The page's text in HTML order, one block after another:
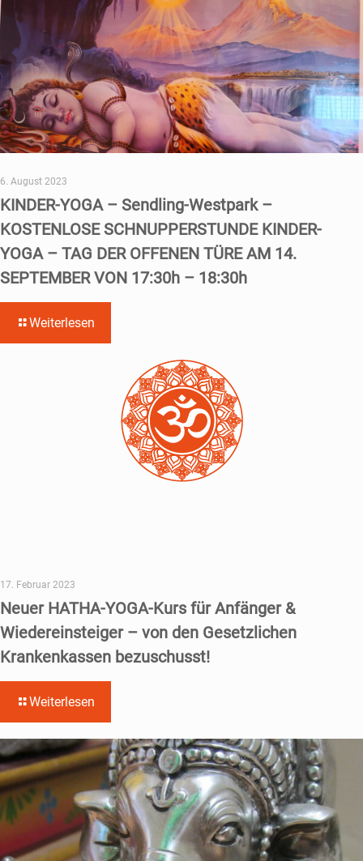
6. August 2023
KINDER-YOGA – Sendling-Westpark –
KOSTENLOSE SCHNUPPERSTUNDE KINDER-
YOGA – TAG DER OFFENEN TÜRE AM 14.
SEPTEMBER VON 17:30h – 18:30h
Weiterlesen
17. Februar 2023
Neuer HATHA-YOGA-Kurs für Anfänger &
Wiedereinsteiger – von den Gesetzlichen
Krankenkassen bezuschusst!
Weiterlesen